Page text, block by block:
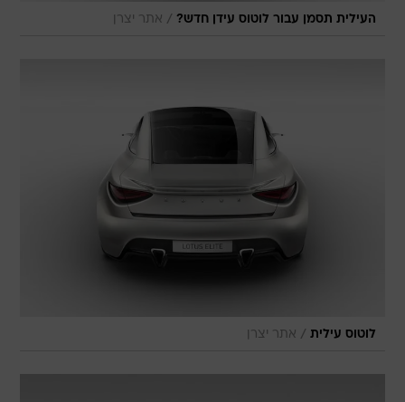
העילית תסמן עבור לוטוס עידן חדש? / אתר יצרן
לוטוס עילית / אתר יצרן